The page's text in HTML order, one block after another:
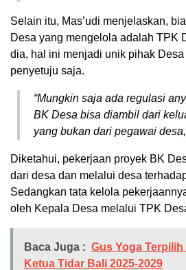
Selain itu, Mas’udi menjelaskan,
Desa yang mengelola adalah TPK
dia, hal ini menjadi unik pihak
penyetuju saja.
“Mungkin saja ada regulasi
BK Desa bisa diambil dari
yang bukan dari pegawai
Diketahui, pekerjaan proyek BK
dari desa dan melalui desa
Sedangkan tata kelola
oleh Kepala Desa melalui TPK
Baca Juga : Gus Yoga
Ketua Tidar Bali 2025-2029